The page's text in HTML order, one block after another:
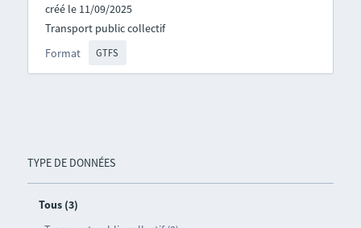
TYPE DE DONNÉES
Tous (3)
créé le 11/09/2025
Format GTFS
Transport public collectif